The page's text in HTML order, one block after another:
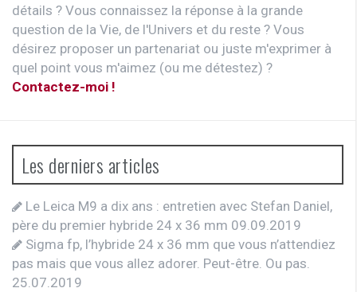
détails ? Vous connaissez la réponse à la grande
question de la Vie, de l'Univers et du reste ? Vous
désirez proposer un partenariat ou juste m'exprimer à
quel point vous m'aimez (ou me détestez) ?
Contactez-moi !
Les derniers articles
Le Leica M9 a dix ans : entretien avec Stefan Daniel,
père du premier hybride 24 x 36 mm 09.09.2019
Sigma fp, l’hybride 24 x 36 mm que vous n’attendiez
pas mais que vous allez adorer. Peut-être. Ou pas.
25.07.2019